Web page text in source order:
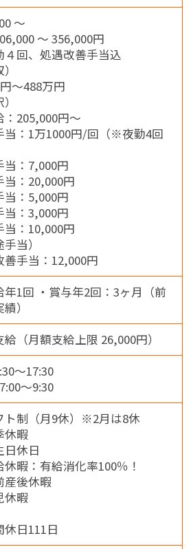
～
～ 356,000円
回、処遇改善手当込
～488万円
：205,000円～
当：1万1000円/回（※夜勤4回
当：7,000円
当：20,000円
当：5,000円
当：3,000円
当：10,000円
手当）
善手当：12,000円
年1回 ・賞与年2回：3ヶ月（前
）
給（月額支給上限 26,000円）
～17:30
～9:30
ト制（月9休）※2月は8休
休暇
日休日
休暇：有給消化率100％！
産後休暇
休暇
休日111日